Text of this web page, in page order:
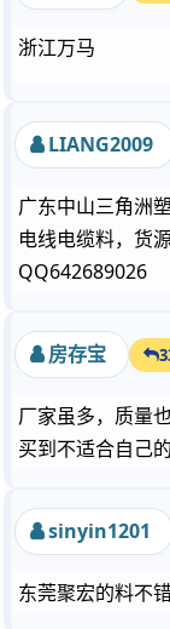
浙江万马
LIANG2009
广东中山三角洲
电线电缆料，货
QQ642689026
房存宝
厂家虽多，质量
买到不适合自己的
sinyin1201
东莞聚宏的料不